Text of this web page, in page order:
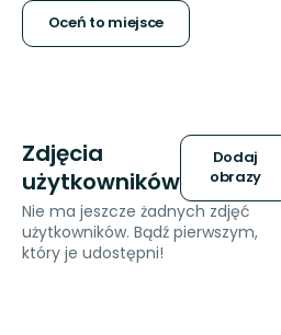
gwiazdek
Oceń to miejsce
Zdjęcia
użytkowników
Dodaj
obrazy
Nie ma jeszcze żadnych zdjęć
użytkowników. Bądź pierwszym,
który je udostępni!